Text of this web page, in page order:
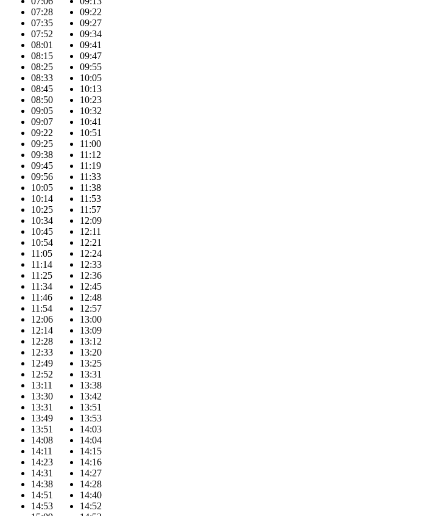
07:28
07:35
07:52
08:01
08:15
08:25
08:33
08:45
08:50
09:05
09:07
09:22
09:25
09:38
09:45
09:56
10:05
10:14
10:25
10:34
10:45
10:54
11:05
11:14
11:25
11:34
11:46
11:54
12:06
12:14
12:28
12:33
12:49
12:52
13:11
13:30
13:31
13:49
13:51
14:08
14:11
14:23
14:31
14:38
14:51
14:53
09:22
09:27
09:34
09:41
09:47
09:55
10:05
10:13
10:23
10:32
10:41
10:51
11:00
11:12
11:19
11:33
11:38
11:53
11:57
12:09
12:11
12:21
12:24
12:33
12:36
12:45
12:48
12:57
13:00
13:09
13:12
13:20
13:25
13:31
13:38
13:42
13:51
13:53
14:03
14:04
14:15
14:16
14:27
14:28
14:40
14:52